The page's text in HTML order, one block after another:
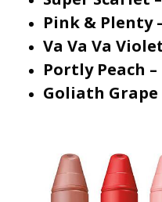
Pink & Plenty
Va Va Va
Portly Peach –
Goliath Grape